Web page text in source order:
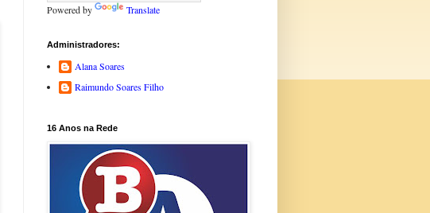
Powered by Translate
Administradores:
Alana Soares
Raimundo Soares Filho
16 Anos na Rede